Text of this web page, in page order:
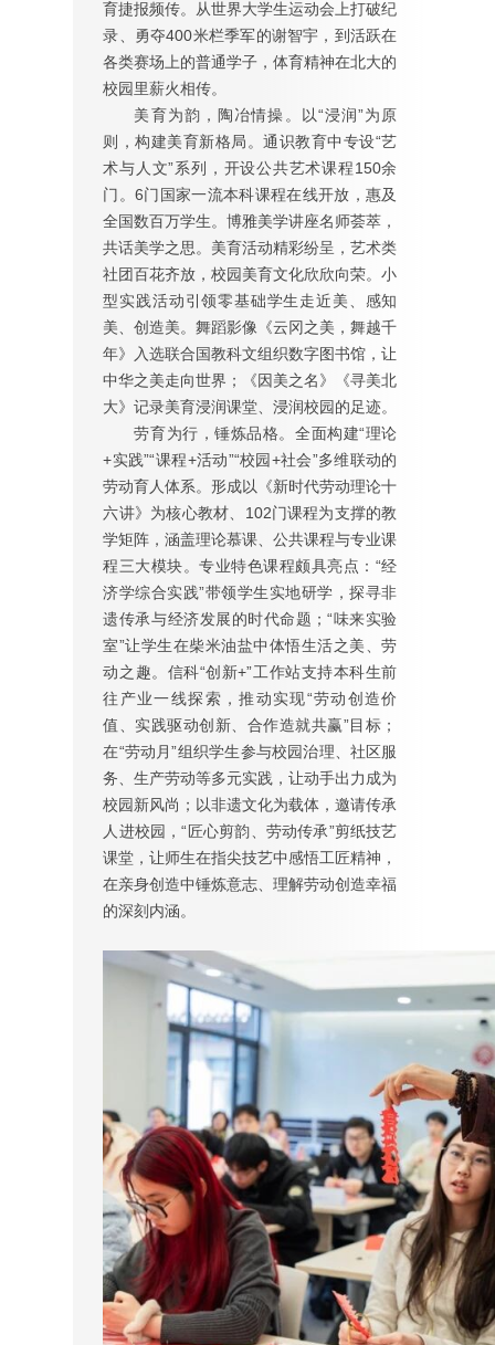
育捷报频传。从世界大学生运动会上打破纪
录、勇夺400米栏季军的谢智宇，到活跃在
各类赛场上的普通学子，体育精神在北大的
校园里薪火相传。
美育为韵，陶冶情操。以“浸润”为原
则，构建美育新格局。通识教育中专设“艺
术与人文”系列，开设公共艺术课程150余
门。6门国家一流本科课程在线开放，惠及
全国数百万学生。博雅美学讲座名师荟萃，
共话美学之思。美育活动精彩纷呈，艺术类
社团百花齐放，校园美育文化欣欣向荣。小
型实践活动引领零基础学生走近美、感知
美、创造美。舞蹈影像《云冈之美，舞越千
年》入选联合国教科文组织数字图书馆，让
中华之美走向世界；《因美之名》《寻美北
大》记录美育浸润课堂、浸润校园的足迹。
劳育为行，锤炼品格。全面构建“理论
+实践”“课程+活动”“校园+社会”多维联动的
劳动育人体系。形成以《新时代劳动理论十
六讲》为核心教材、102门课程为支撑的教
学矩阵，涵盖理论慕课、公共课程与专业课
程三大模块。专业特色课程颇具亮点：“经
济学综合实践”带领学生实地研学，探寻非
遗传承与经济发展的时代命题；“味来实验
室”让学生在柴米油盐中体悟生活之美、劳
动之趣。信科“创新+”工作站支持本科生前
往产业一线探索，推动实现“劳动创造价
值、实践驱动创新、合作造就共赢”目标；
在“劳动月”组织学生参与校园治理、社区服
务、生产劳动等多元实践，让动手出力成为
校园新风尚；以非遗文化为载体，邀请传承
人进校园，“匠心剪韵、劳动传承”剪纸技艺
课堂，让师生在指尖技艺中感悟工匠精神，
在亲身创造中锤炼意志、理解劳动创造幸福
的深刻内涵。